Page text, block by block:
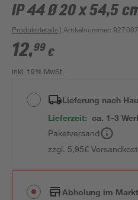
IP 44 Ø 20 x 54,5
Produktdetails | Artikelnummer:
12,99 €
inkl. 19% MwSt.
Lieferung nach
Lieferzeit: ca. 1-3
Paketversand
zzgl. 5,95€
Abholung im Markt